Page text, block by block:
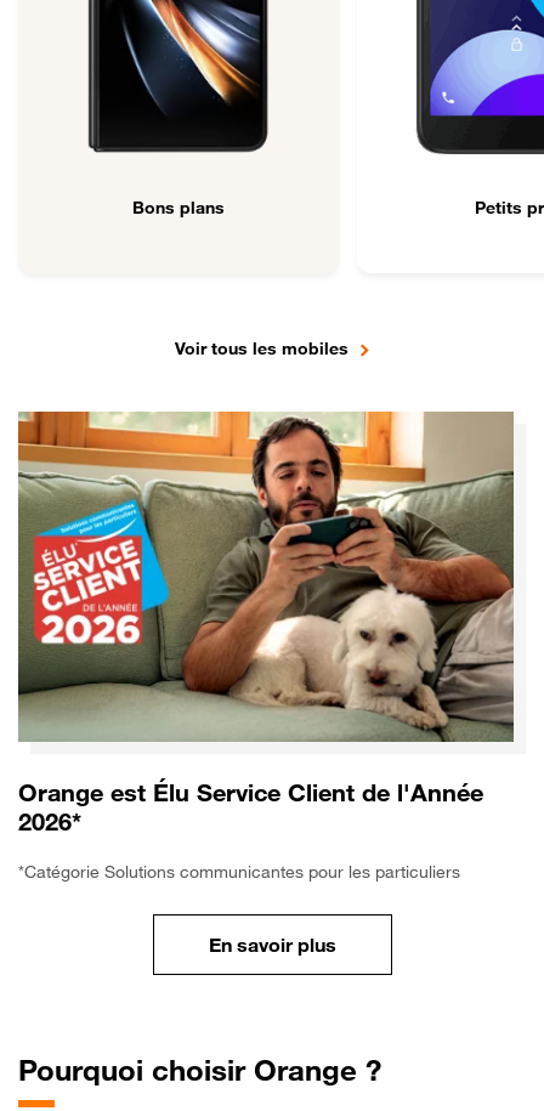
Bons plans Petits
Voir tous les mobiles
Orange est Élu Service Client de l'Année
2026*
*Catégorie Solutions communicantes pour les particuliers
En savoir plus
Pourquoi choisir Orange ?